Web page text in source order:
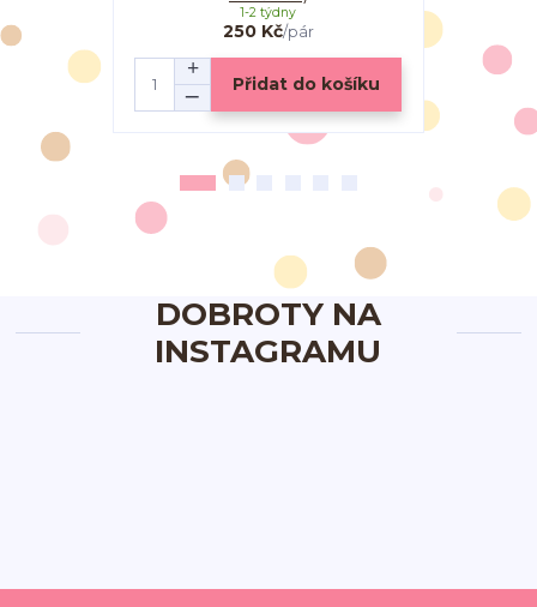
250 Kč/pár
1-2 týdny
Přidat do košíku
DOBROTY NA
INSTAGRAMU